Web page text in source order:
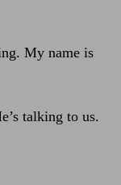
My name is
talking to us.